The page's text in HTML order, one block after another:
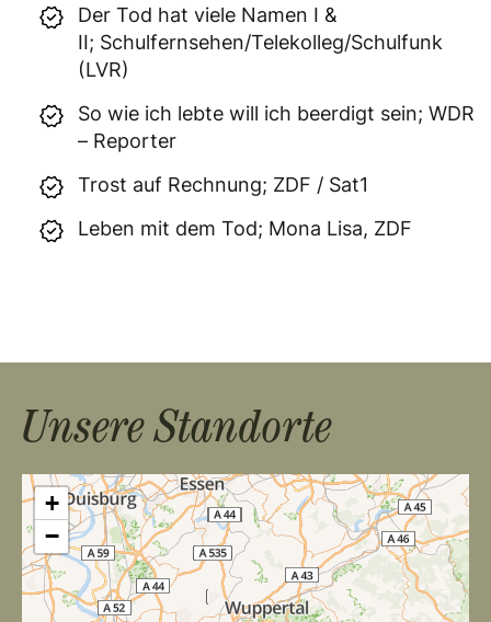
Der Tod hat viele Namen I &
II; Schulfernsehen/Telekolleg/Schulfunk
(LVR)
So wie ich lebte will ich beerdigt sein; WDR
– Reporter
Trost auf Rechnung; ZDF / Sat1
Leben mit dem Tod; Mona Lisa, ZDF
Unsere Standorte
+
−